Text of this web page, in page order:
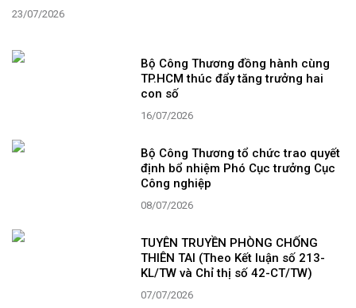
23/07/2026
Bộ Công Thương đồng hành cùng
TP.HCM thúc đẩy tăng trưởng hai
con số
16/07/2026
Bộ Công Thương tổ chức trao quyết
định bổ nhiệm Phó Cục trưởng Cục
Công nghiệp
08/07/2026
TUYÊN TRUYỀN PHÒNG CHỐNG
THIÊN TAI (Theo Kết luận số 213-
KL/TW và Chỉ thị số 42-CT/TW)
07/07/2026